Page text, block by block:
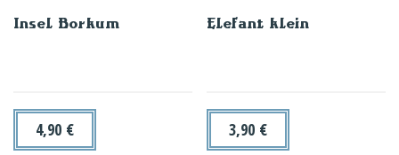
Insel Borkum
4,90 €
Elefant klein
3,90 €